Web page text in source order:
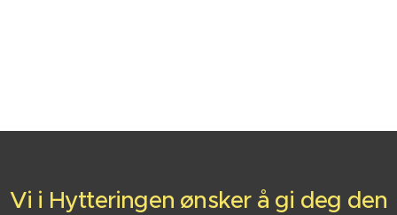
Vi i Hytteringen ønsker å gi deg den